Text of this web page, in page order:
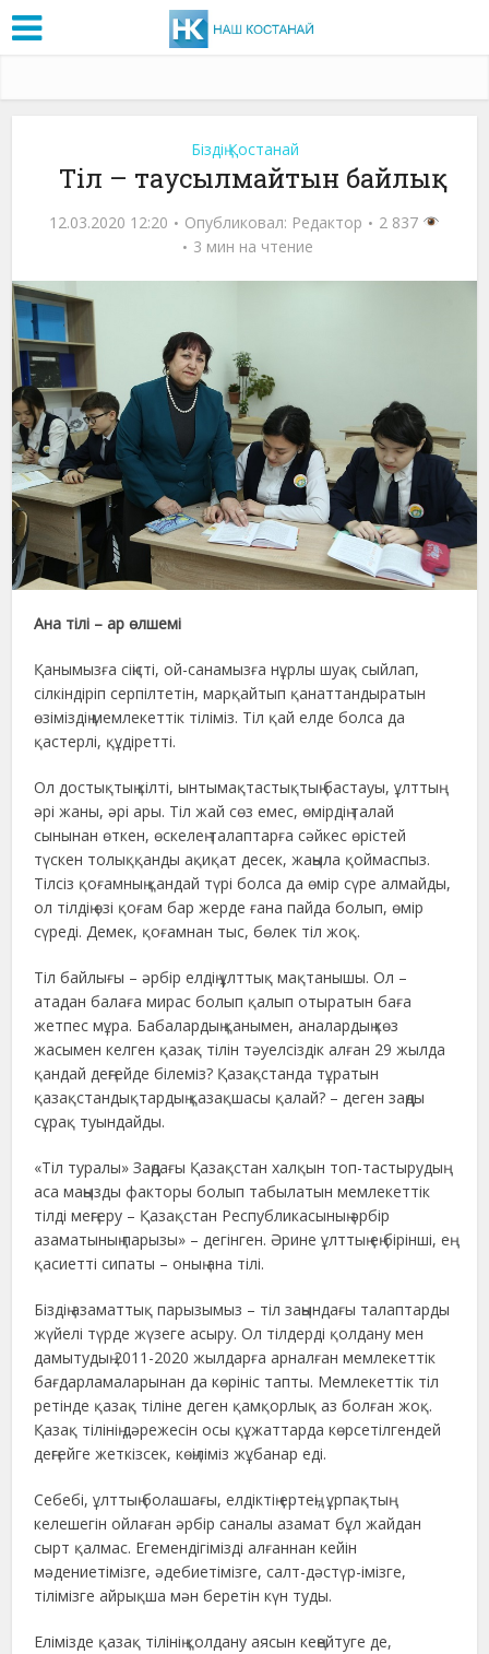
Біздің Қостанай
Тіл – таусылмайтын байлық
12.03.2020 12:20 Опубликовал: Редактор
2 837
3 мин на чтение
Ана тілі – ар өлшемі
Қанымызға сіңісті, ой-санамызға нұрлы шуақ сыйлап,
сілкіндіріп серпілтетін, марқайтып қанаттандыратын
өзіміздің мемлекеттік тіліміз. Тіл қай елде болса да
қастерлі, құдіретті.
Ол достықтың кілті, ынтымақтастықтың бастауы, ұлттың
әрі жаны, әрі ары. Тіл жай сөз емес, өмірдің талай
сынынан өткен, өскелең талаптарға сәйкес өрістей
түскен толыққанды ақиқат десек, жаңыла қоймаспыз.
Тілсіз қоғамның қандай түрі болса да өмір сүре алмайды,
ол тілдің өзі қоғам бар жерде ғана пайда болып, өмір
сүреді. Демек, қоғамнан тыс, бөлек тіл жоқ.
Тіл байлығы – әрбір елдің ұлттық мақтанышы. Ол –
атадан балаға мирас болып қалып отыратын баға
жетпес мұра. Бабалардың қанымен, аналардың көз
жасымен келген қазақ тілін тәуелсіздік алған 29 жылда
қандай деңгейде білеміз? Қазақстанда тұратын
қазақстандықтардың қазақшасы қалай? – деген заңды
сұрақ туындайды.
«Тіл туралы» Заңдағы Қазақстан халқын топ-тастырудың
аса маңызды факторы болып табылатын мемлекеттік
тілді меңгеру – Қазақстан Республикасының әрбір
азаматының парызы» – дегінген. Әрине ұлттың ең бірінші, ең
қасиетті сипаты – оның ана тілі.
Біздің азаматтық парызымыз – тіл заңындағы талаптарды
жүйелі түрде жүзеге асыру. Ол тілдерді қолдану мен
дамытудың 2011-2020 жылдарға арналған мемлекеттік
бағдарламаларынан да көрініс тапты. Мемлекеттік тіл
ретінде қазақ тіліне деген қамқорлық аз болған жоқ.
Қазақ тілінің дәрежесін осы құжаттарда көрсетілгендей
деңгейге жеткізсек, көңіліміз жұбанар еді.
Себебі, ұлттың болашағы, елдіктің ертеңі, ұрпақтың
келешегін ойлаған әрбір саналы азамат бұл жайдан
сырт қалмас. Егемендігімізді алғаннан кейін
мәдениетімізге, әдебиетімізге, салт-дәстүр-імізге,
тілімізге айрықша мән беретін күн туды.
Елімізде қазақ тілінің қолдану аясын кеңейтуге де,